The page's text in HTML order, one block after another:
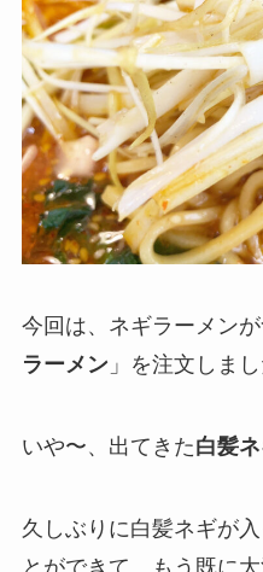
今回は、ネギラーメンが
ラーメン」を注文しまし
いや〜、出てきた白髪
久しぶりに白髪ネギが